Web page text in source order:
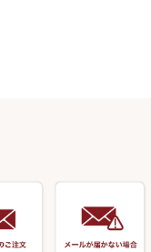
り器・ポンプ類
グラス